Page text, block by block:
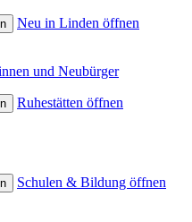
Neu in Linden öffnen
und Neubürger
Ruhestätten öffnen
Schulen & Bildung öffnen